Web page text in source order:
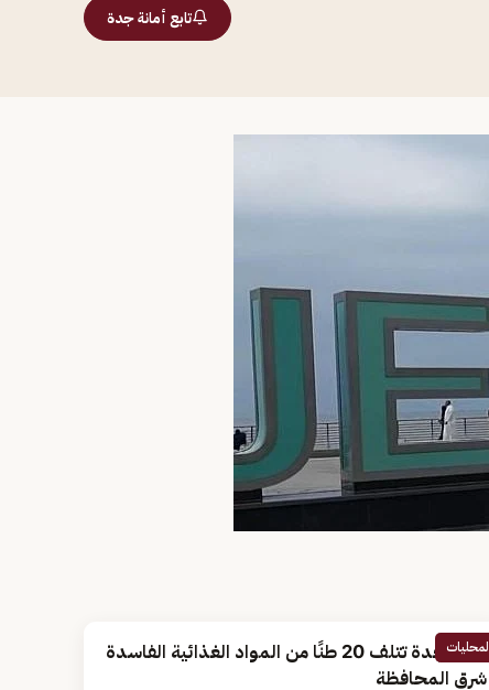
تابع أمانة جدة
المحليات
أمانة جدة تتلف 20 طنًا من المواد الغذائية الفاسدة
شرق المحافظة